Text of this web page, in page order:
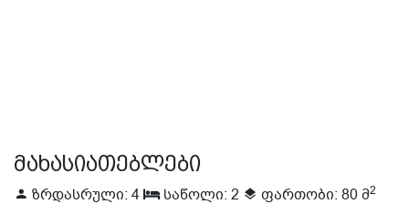
ᲛᲐᲮᲐᲡᲘᲐᲗᲔᲑᲚᲔᲑᲘ
ზრდასრული: 4 საწოლი: 2 ფართობი: 80 მ2